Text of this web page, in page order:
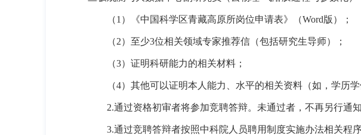
（1）《中国科学区青藏高原所岗位申请表》（Word版）；
（2）至少3位相关领域专家推荐信（包括研究生导师）；
（3）证明科研能力的相关材料；
（4）其他可以证明本人能力、水平的相关资料（如，学历学
2.通过资格初审者将参加竞聘答辩。未通过者，不再另行通
3.通过竞聘答辩者按照中科院人员聘用制度实施办法相关程